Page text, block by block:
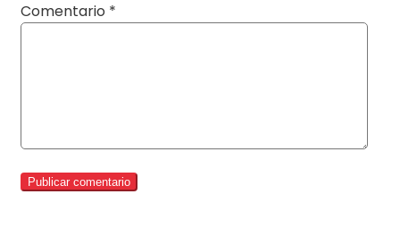
Comentario *